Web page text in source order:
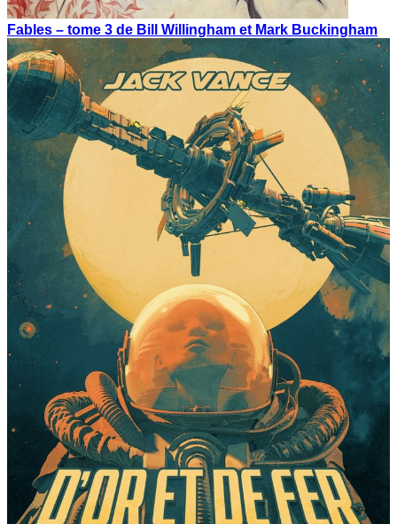
Fables – tome 3 de Bill Willingham et Mark Buckingham